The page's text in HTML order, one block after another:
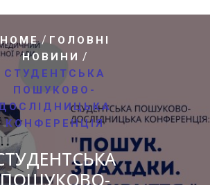
HOME/ ГОЛОВНІ
НОВИНИ /
СТУДЕНТСЬКА
ПОШУКОВО-
КОНФЕРЕНЦІЯ
ПОШУКОВО-